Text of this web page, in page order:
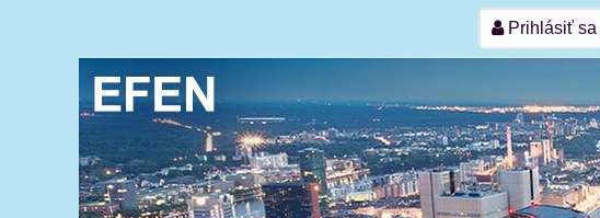
Prihlásiť sa